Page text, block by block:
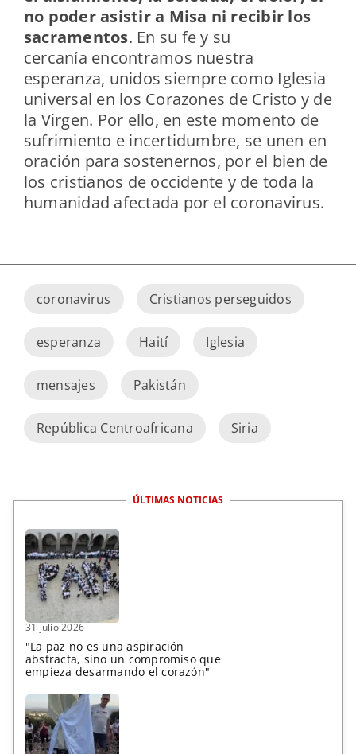
no poder asistir a Misa ni recibir los
sacramentos. En su fe y su
cercanía encontramos nuestra
esperanza, unidos siempre como Iglesia
universal en los Corazones de Cristo y de
la Virgen. Por ello, en este momento de
sufrimiento e incertidumbre, se unen en
oración para sostenernos, por el bien de
los cristianos de occidente y de toda la
humanidad afectada por el coronavirus.
coronavirus Cristianos perseguidos
esperanza Haití Iglesia
mensajes Pakistán
República Centroafricana Siria
ÚLTIMAS NOTICIAS
31 julio 2026
"La paz no es una aspiración
abstracta, sino un compromiso que
empieza desarmando el corazón"